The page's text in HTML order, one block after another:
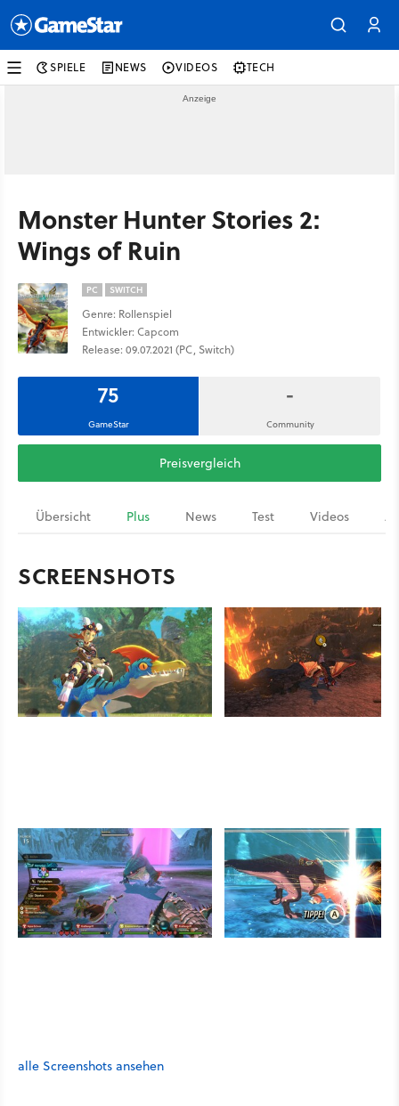
SPIELE NEWS VIDEOS TECH
Monster Hunter Stories 2:
Wings of Ruin
PC SWITCH
Genre: Rollenspiel
Entwickler: Capcom
Release: 09.07.2021 (PC, Switch)
75
GameStar
-
Community
Preisvergleich
Übersicht Plus News Test Videos
SCREENSHOTS
alle Screenshots ansehen